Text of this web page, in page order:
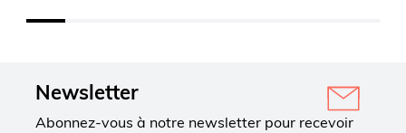
Newsletter
Abonnez-vous à notre newsletter pour recevoir